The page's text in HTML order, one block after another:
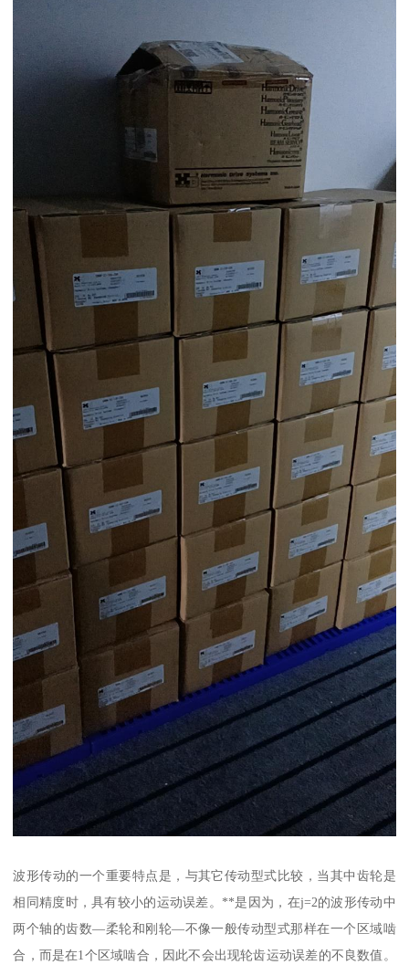
波形传动的一个重要特点是，与其它传动型式比较，当其中齿轮是
相同精度时，具有较小的运动误差。**是因为，在j=2的波形传动中
两个轴的齿数—柔轮和刚轮—不像一般传动型式那样在一个区域啮
合，而是在1个区域啮合，因此不会出现轮齿运动误差的不良数值。